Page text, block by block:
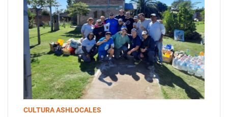
CULTURA ASHLOCALES